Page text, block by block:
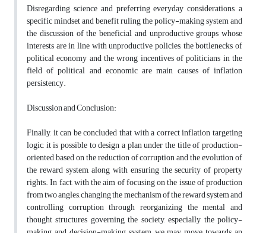
Disregarding science and preferring everyday considerations, a
specific mindset and benefit ruling the policy-making system and
the discussion of the beneficial and unproductive groups whose
interests are in line with unproductive policies, the bottlenecks of
political economy and the wrong incentives of politicians in the
field of political and economic are main causes of inflation
persistency.
Discussion and Conclusion:
Finally, it can be concluded that with a correct inflation targeting
logic, it is possible to design a plan under the title of production-
oriented based on the reduction of corruption and the evolution of
the reward system, along with ensuring the security of property
rights. In fact, with the aim of focusing on the issue of production
from two angles, changing the mechanism of the reward system and
controlling corruption through reorganizing the mental and
thought structures governing the society, especially the policy-